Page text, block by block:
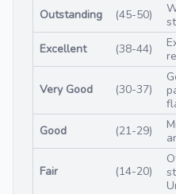
Outstanding (45-50)
Excellent
(38-44)
Very Good (30-37)
Good
(21-29)
Fair (14-20)